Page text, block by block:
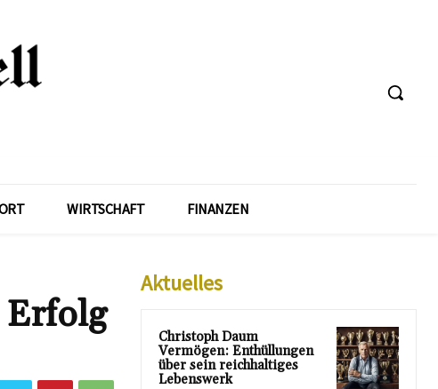
WIRTSCHAFT FINANZEN
Erfolg
Aktuelles
Christoph Daum
Vermögen: Enthüllungen
über sein reichhaltiges
Lebenswerk